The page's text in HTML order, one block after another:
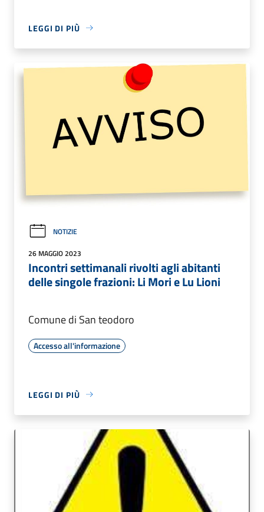
LEGGI DI PIÙ
NOTIZIE
26 MAGGIO 2023
Incontri settimanali rivolti agli abitanti
delle singole frazioni: Li Mori e Lu Lioni
Comune di San teodoro
Accesso all'informazione
LEGGI DI PIÙ